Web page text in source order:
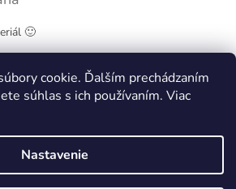
cookie. Ďalším prechádzaním
súhlas s ich používaním. Viac
Nastavenie
produktu je 5 z 5 hviezdičiek.
🙂
podmienky Kontakty
Vytvoril Shoptet